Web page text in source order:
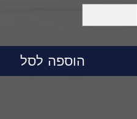
הוספה לסל